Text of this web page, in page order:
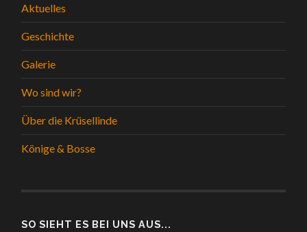
Aktuelles
Geschichte
Galerie
Wo sind wir?
Über die Krüsellinde
Könige & Bosse
SO SIEHT ES BEI UNS AUS...